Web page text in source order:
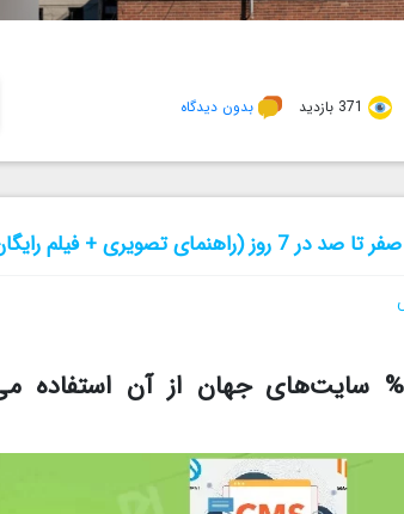
371 بازدید بدون دیدگاه
تصویری + فیلم رایگان)
وردپرس چیست؟ چرا 43% سایت‌های جهان از آن